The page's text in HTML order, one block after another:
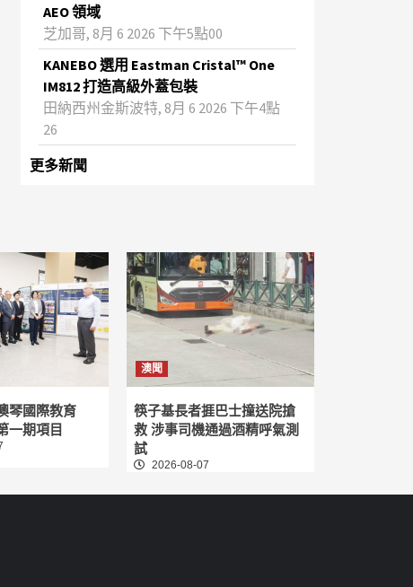
AEO 領域
芝加哥, 8月 6 2026 下午5點00
KANEBO 選用 Eastman Cristal™ One
IM812 打造高級外蓋包裝
田納西州金斯波特, 8月 6 2026 下午4點
26
更多新聞
琴國際教育
一期項目
澳聞
筷子基長者捱巴士撞送院搶
救 涉事司機通過酒精呼氣測
試
2026-08-07